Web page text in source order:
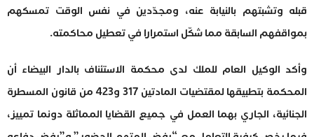
قبله وتشبتهم بالنيابة عنه، ومجدّدين في نفس الوقت تمسكهم
بمواقفهم السابقة مما شكّل استمرارا في تعطيل محاكمته.
وأكد الوكيل العام للملك لدى محكمة الاستئناف بالدار البيضاء أن
المحكمة بتطبيقها لمقتضيات المادتين 317 و423 من قانون المسطرة
الجنائية، الجاري بهما العمل في جميع القضايا المماثلة دونما تمييز،